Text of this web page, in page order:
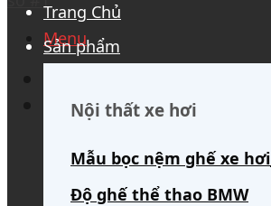
Menu
Search for:
Trang Chủ
Sản phẩm
Nội thất xe hơi
Mẫu bọc nệm ghế xe hơi
Độ ghế thể thao BMW